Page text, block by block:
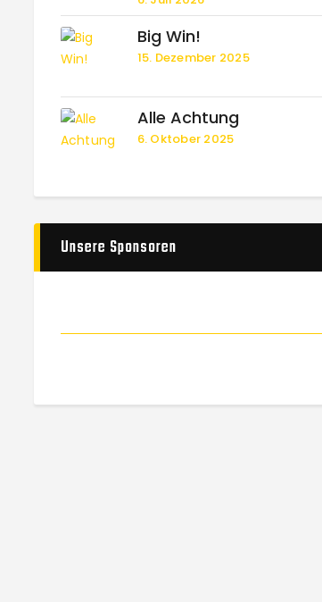
Big Win!
15. Dezember 2025
Alle Achtung
6. Oktober 2025
Unsere Sponsoren